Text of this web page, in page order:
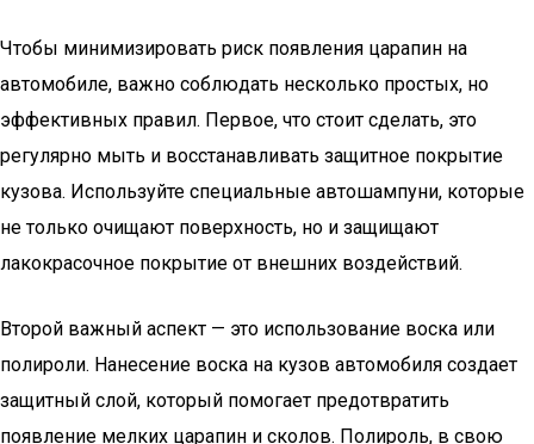
Чтобы минимизировать риск появления царапин на
автомобиле, важно соблюдать несколько простых, но
эффективных правил. Первое, что стоит сделать, это
регулярно мыть и восстанавливать защитное покрытие
кузова. Используйте специальные автошампуни, которые
не только очищают поверхность, но и защищают
лакокрасочное покрытие от внешних воздействий.
Второй важный аспект — это использование воска или
полироли. Нанесение воска на кузов автомобиля создает
защитный слой, который помогает предотвратить
появление мелких царапин и сколов. Полироль, в свою